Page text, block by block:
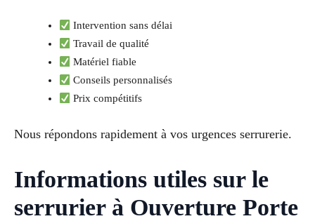
Intervention sans délai
Travail de qualité
Matériel fiable
Conseils personnalisés
Prix compétitifs
Nous répondons rapidement à vos urgences serrurerie.
Informations utiles sur le
serrurier à Ouverture Porte